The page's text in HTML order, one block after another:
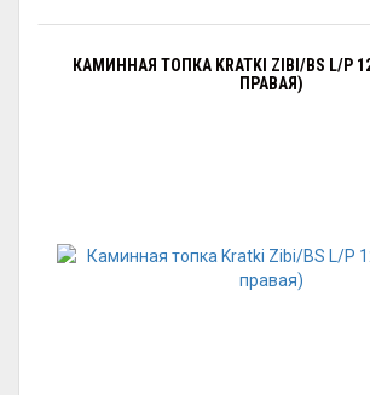
КАМИННАЯ ТОПКА KRATKI ZIBI/BS L/P
ПРАВАЯ)